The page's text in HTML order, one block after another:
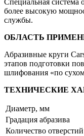
Специальная система
более высокую
службы.
ОБЛАСТЬ
Абразивные круги
этапов подготовки
шлифования «по
ТЕХНИЧЕСКИЕ
Диаметр, мм
Градация абразива
Количество отверстий